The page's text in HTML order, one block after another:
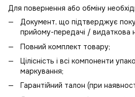
Для повернення або обміну
Документ, що підтверджує
прийому-передачі / видаткова
Повний комплект товару;
Цілісність і всі компоненти
маркування;
Гарантійний талон (при